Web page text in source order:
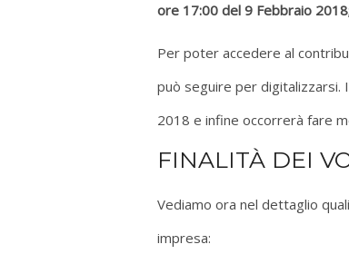
ore 17:00 del 9 Febbraio 2018
Per poter accedere al
può seguire per digitalizzarsi.
2018 e infine occorrerà fare
FINALITÀ DEI
Vediamo ora nel dettaglio
impresa: